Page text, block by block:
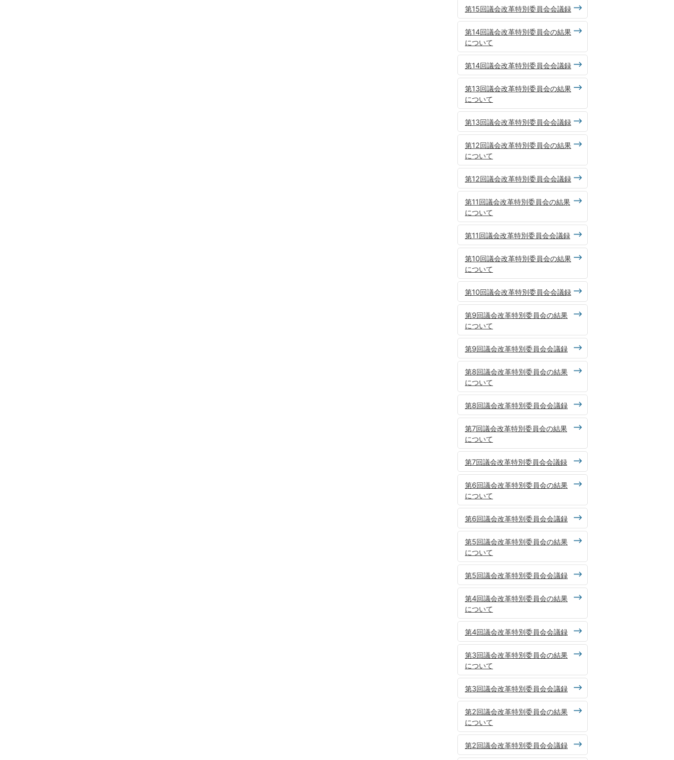
第15回議会改革特別委員会会議録
第14回議会改革特別委員会の結果
について
第14回議会改革特別委員会会議録
第13回議会改革特別委員会の結果
について
第13回議会改革特別委員会会議録
第12回議会改革特別委員会の結果
について
第12回議会改革特別委員会会議録
第11回議会改革特別委員会の結果
について
第11回議会改革特別委員会会議録
第10回議会改革特別委員会の結果
について
第10回議会改革特別委員会会議録
第9回議会改革特別委員会の結果
について
第9回議会改革特別委員会会議録
第8回議会改革特別委員会の結果
について
第8回議会改革特別委員会会議録
第7回議会改革特別委員会の結果
について
第7回議会改革特別委員会会議録
第6回議会改革特別委員会の結果
について
第6回議会改革特別委員会会議録
第5回議会改革特別委員会の結果
について
第5回議会改革特別委員会会議録
第4回議会改革特別委員会の結果
について
第4回議会改革特別委員会会議録
第3回議会改革特別委員会の結果
について
第3回議会改革特別委員会会議録
第2回議会改革特別委員会の結果
について
第2回議会改革特別委員会会議録